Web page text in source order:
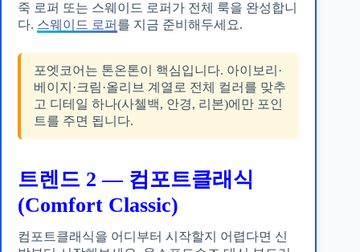
죽 로퍼 또는 스웨이드 로퍼가 전체 룩을 완성합니
다. 스웨이드 로퍼 를 지금 준비해두세요.
포엣코어는 톤온톤이 핵심입니다. 아이보리·
베이지·크림·올리브 계열로 전체 컬러를 맞추
고 디테일 하나(사첼백, 안경, 리본)에만 포인
트를 주면 됩니다.
트렌드 2 — 컴포트클래식
(Comfort Classic)
컴포트클래식을 어디부터 시작할지 어렵다면 신